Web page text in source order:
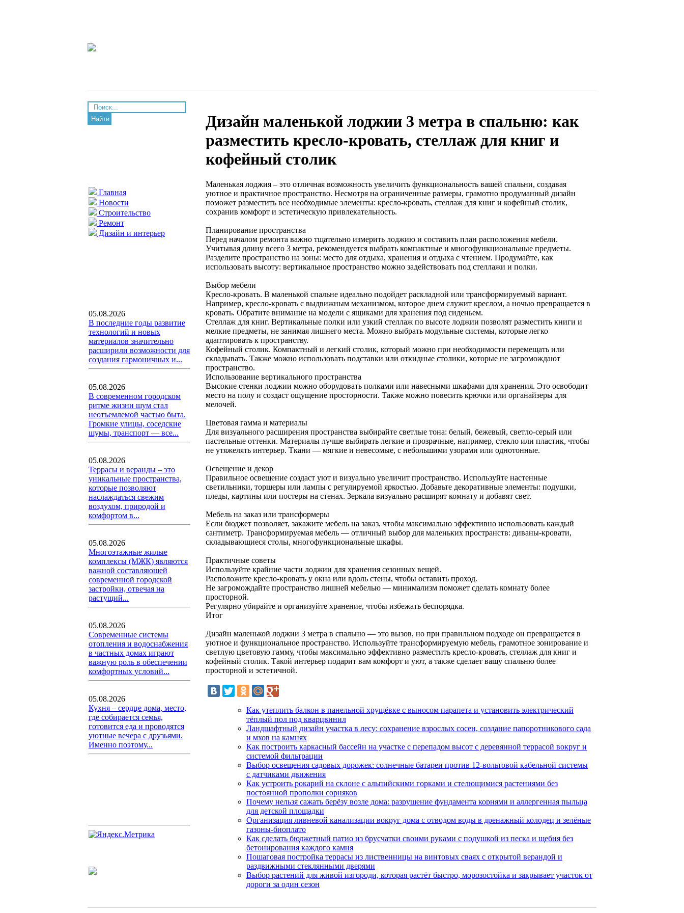
Найти
Главная
Новости
Строительство
Ремонт
Дизайн и интерьер
05.08.2026
В последние годы развитие
технологий и новых
материалов значительно
расширили возможности для
создания гармоничных и...
05.08.2026
В современном городском
ритме жизни шум стал
неотъемлемой частью быта.
Громкие улицы, соседские
шумы, транспорт — все...
05.08.2026
Террасы и веранды – это
уникальные пространства,
которые позволяют
наслаждаться свежим
воздухом, природой и
комфортом в...
05.08.2026
Многоэтажные жилые
комплексы (МЖК) являются
важной составляющей
современной городской
застройки, отвечая на
растущий...
05.08.2026
Современные системы
отопления и водоснабжения
в частных домах играют
важную роль в обеспечении
комфортных условий...
05.08.2026
Кухня – сердце дома, место,
где собирается семья,
готовится еда и проводятся
уютные вечера с друзьями.
Именно поэтому...
Дизайн маленькой лоджии 3 метра в спальню: как
разместить кресло-кровать, стеллаж для книг и
кофейный столик
Маленькая лоджия – это отличная возможность увеличить функциональность вашей спальни, создавая
уютное и практичное пространство. Несмотря на ограниченные размеры, грамотно продуманный дизайн
поможет разместить все необходимые элементы: кресло-кровать, стеллаж для книг и кофейный столик,
сохранив комфорт и эстетическую привлекательность.
Планирование пространства
Перед началом ремонта важно тщательно измерить лоджию и составить план расположения мебели.
Учитывая длину всего 3 метра, рекомендуется выбрать компактные и многофункциональные предметы.
Разделите пространство на зоны: место для отдыха, хранения и отдыха с чтением. Продумайте, как
использовать высоту: вертикальное пространство можно задействовать под стеллажи и полки.
Выбор мебели
Кресло-кровать. В маленькой спальне идеально подойдет раскладной или трансформируемый вариант.
Например, кресло-кровать с выдвижным механизмом, которое днем служит креслом, а ночью превращается в
кровать. Обратите внимание на модели с ящиками для хранения под сиденьем.
Стеллаж для книг. Вертикальные полки или узкий стеллаж по высоте лоджии позволят разместить книги и
мелкие предметы, не занимая лишнего места. Можно выбрать модульные системы, которые легко
адаптировать к пространству.
Кофейный столик. Компактный и легкий столик, который можно при необходимости перемещать или
складывать. Также можно использовать подставки или откидные столики, которые не загромождают
пространство.
Использование вертикального пространства
Высокие стенки лоджии можно оборудовать полками или навесными шкафами для хранения. Это освободит
место на полу и создаст ощущение просторности. Также можно повесить крючки или органайзеры для
мелочей.
Цветовая гамма и материалы
Для визуального расширения пространства выбирайте светлые тона: белый, бежевый, светло-серый или
пастельные оттенки. Материалы лучше выбирать легкие и прозрачные, например, стекло или пластик, чтобы
не утяжелять интерьер. Ткани — мягкие и невесомые, с небольшими узорами или однотонные.
Освещение и декор
Правильное освещение создаст уют и визуально увеличит пространство. Используйте настенные
светильники, торшеры или лампы с регулируемой яркостью. Добавьте декоративные элементы: подушки,
пледы, картины или постеры на стенах. Зеркала визуально расширят комнату и добавят свет.
Мебель на заказ или трансформеры
Если бюджет позволяет, закажите мебель на заказ, чтобы максимально эффективно использовать каждый
сантиметр. Трансформируемая мебель — отличный выбор для маленьких пространств: диваны-кровати,
складывающиеся столы, многофункциональные шкафы.
Практичные советы
Используйте крайние части лоджии для хранения сезонных вещей.
Расположите кресло-кровать у окна или вдоль стены, чтобы оставить проход.
Не загромождайте пространство лишней мебелью — минимализм поможет сделать комнату более
просторной.
Регулярно убирайте и организуйте хранение, чтобы избежать беспорядка.
Итог
Дизайн маленькой лоджии 3 метра в спальню — это вызов, но при правильном подходе он превращается в
уютное и функциональное пространство. Используйте трансформируемую мебель, грамотное зонирование и
светлую цветовую гамму, чтобы максимально эффективно разместить кресло-кровать, стеллаж для книг и
кофейный столик. Такой интерьер подарит вам комфорт и уют, а также сделает вашу спальню более
просторной и эстетичной.
Как утеплить балкон в панельной хрущёвке с выносом парапета и установить электрический
тёплый пол под кварцвинил
Ландшафтный дизайн участка в лесу: сохранение взрослых сосен, создание папоротникового сада
и мхов на камнях
Как построить каркасный бассейн на участке с перепадом высот с деревянной террасой вокруг и
системой фильтрации
Выбор освещения садовых дорожек: солнечные батареи против 12-вольтовой кабельной системы
с датчиками движения
Как устроить рокарий на склоне с альпийскими горками и стелющимися растениями без
постоянной прополки сорняков
Почему нельзя сажать берёзу возле дома: разрушение фундамента корнями и аллергенная пыльца
для детской площадки
Организация ливневой канализации вокруг дома с отводом воды в дренажный колодец и зелёные
газоны-биоплато
Как сделать бюджетный патио из брусчатки своими руками с подушкой из песка и щебня без
бетонирования каждого камня
Пошаговая постройка террасы из лиственницы на винтовых сваях с открытой верандой и
раздвижными стеклянными дверями
Выбор растений для живой изгороди, которая растёт быстро, морозостойка и закрывает участок от
дороги за один сезон